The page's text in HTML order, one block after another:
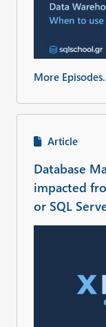
More
Article
Database
impacted
or SQL